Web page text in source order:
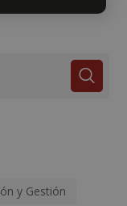
y Gestión